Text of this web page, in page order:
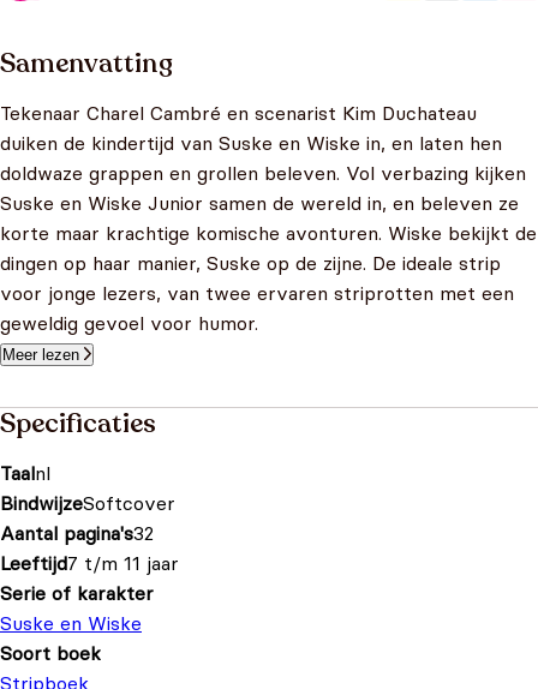
Samenvatting
Tekenaar Charel Cambré en scenarist Kim Duchateau
duiken de kindertijd van Suske en Wiske in, en laten hen
doldwaze grappen en grollen beleven. Vol verbazing kijken
Suske en Wiske Junior samen de wereld in, en beleven ze
korte maar krachtige komische avonturen. Wiske bekijkt de
dingen op haar manier, Suske op de zijne. De ideale strip
voor jonge lezers, van twee ervaren striprotten met een
geweldig gevoel voor humor.
Meer lezen
Specificaties
Taalnl
BindwijzeSoftcover
Aantal pagina's32
Leeftijd7 t/m 11 jaar
Serie of karakter
Suske en Wiske
Soort boek
Stripboek